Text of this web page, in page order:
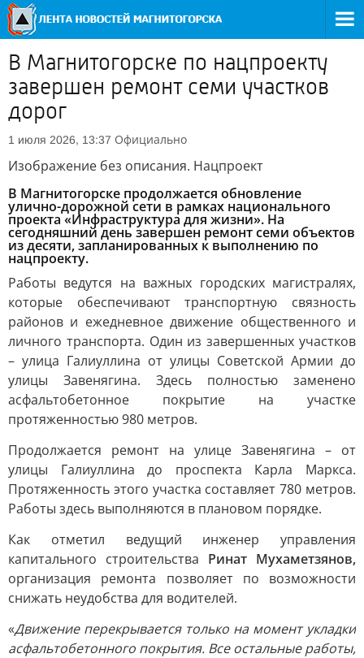
В Магнитогорске по нацпроекту
завершен ремонт семи участков
дорог
1 июля 2026, 13:37 Официально
Изображение без описания. Нацпроект
В Магнитогорске продолжается обновление
улично-дорожной сети в рамках национального
проекта «Инфраструктура для жизни». На
сегодняшний день завершен ремонт семи объектов
из десяти, запланированных к выполнению по
нацпроекту.
Работы ведутся на важных городских магистралях,
которые обеспечивают транспортную связность
районов и ежедневное движение общественного и
личного транспорта. Один из завершенных участков
– улица Галиуллина от улицы Советской Армии до
улицы Завенягина. Здесь полностью заменено
асфальтобетонное покрытие на участке
протяженностью 980 метров.
Продолжается ремонт на улице Завенягина – от
улицы Галиуллина до проспекта Карла Маркса.
Протяженность этого участка составляет 780 метров.
Работы здесь выполняются в плановом порядке.
Как отметил ведущий инженер управления
капитального строительства Ринат Мухаметзянов,
организация ремонта позволяет по возможности
снижать неудобства для водителей.
«Движение перекрывается только на момент укладки
асфальтобетонного покрытия. Все остальные работы,